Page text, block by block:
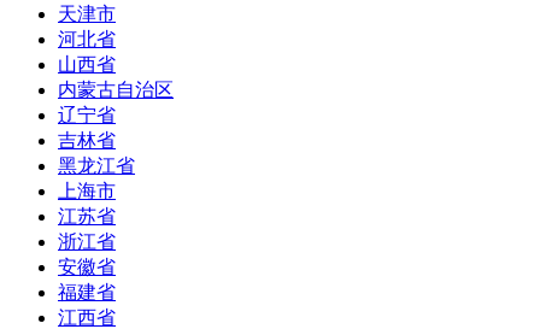
天津市
河北省
山西省
内蒙古自治区
辽宁省
吉林省
黑龙江省
上海市
江苏省
浙江省
安徽省
福建省
江西省